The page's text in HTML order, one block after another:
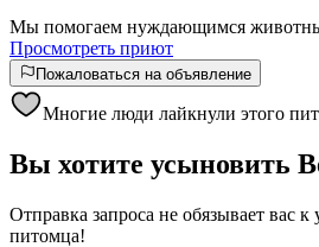
Мы помогаем нуждающимся
Просмотреть приют
Пожаловаться на объявление
Многие люди лайкнули этого
Вы хотите усыновить
Отправка запроса не обязывает вас
питомца!